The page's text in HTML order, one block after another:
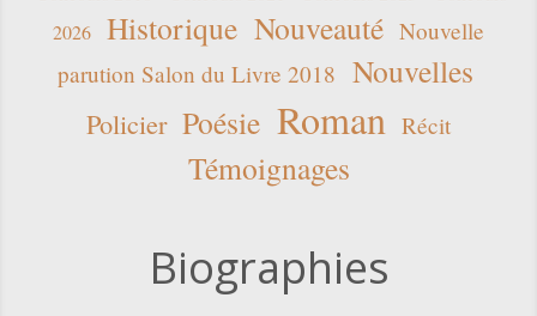
2026
Historique Nouveauté Nouvelle
parution Salon du Livre 2018 Nouvelles
Policier Poésie Roman Récit
Témoignages
Biographies